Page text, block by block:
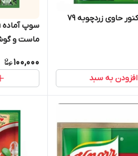
سوپ ماست کنور حاوی زردچوبه 79
افزودن به سبد
ماست و گوشت
100,000